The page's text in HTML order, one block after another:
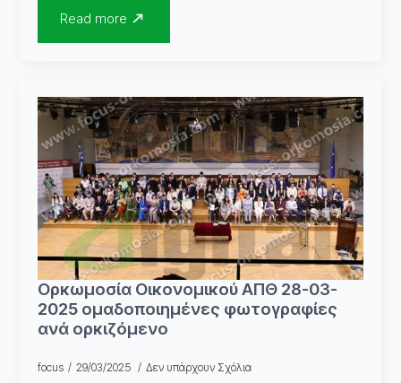
Read more
Ορκωμοσία Οικονομικού ΑΠΘ 28-03-
2025 ομαδοποιημένες φωτογραφίες
ανά ορκιζόμενο
focus 29/03/2025 Δεν υπάρχουν Σχόλια